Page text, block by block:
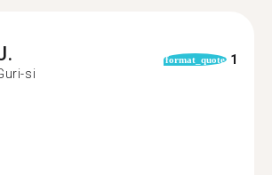
si
format_quote 1